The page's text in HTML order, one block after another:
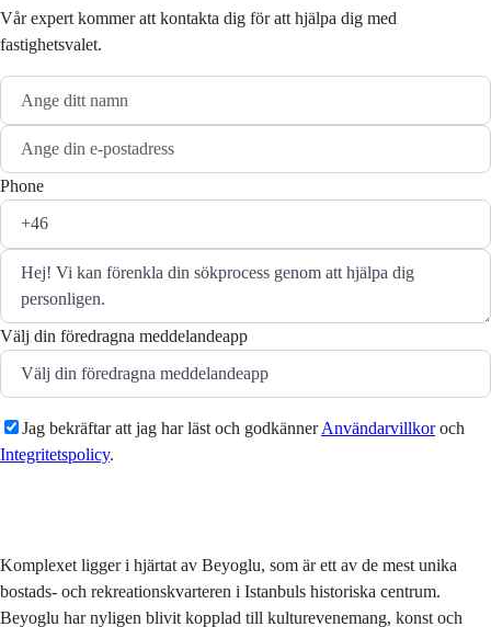
Vår expert kommer att kontakta dig för att hjälpa dig med
fastighetsvalet.
Phone
Välj din föredragna meddelandeapp
Jag bekräftar att jag har läst och godkännerAnvändarvillkoroch
Integritetspolicy.
Komplexet ligger i hjärtat av Beyoglu, som är ett av de mest unika
bostads- och rekreationskvarteren i Istanbuls historiska centrum.
Beyoglu har nyligen blivit kopplad till kulturevenemang, konst och